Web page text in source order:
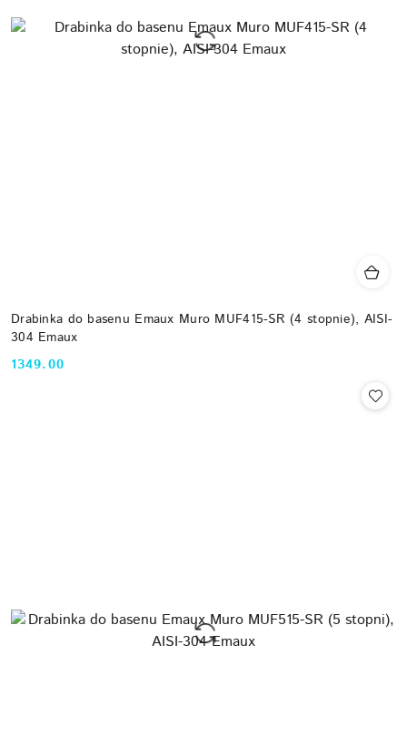
Drabinka do basenu Emaux Muro MUF415-SR (4 stopnie), AISI-
304 Emaux
Cena:
1349.00